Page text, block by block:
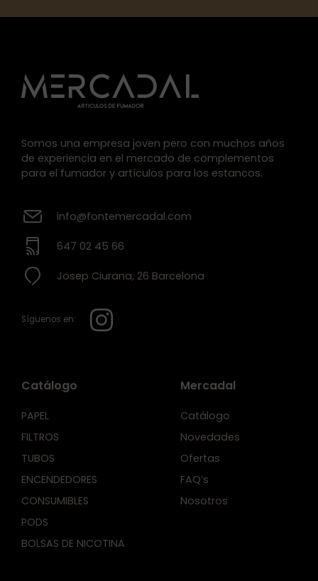
Somos una empresa joven pero con muchos años
de experiencia en el mercado de complementos
para el fumador y artículos para los estancos.
info@fontemercadal.com
647 02 45 66
Josep Ciurana, 26 Barcelona
Síguenos en:
Catálogo
PAPEL
FILTROS
TUBOS
ENCENDEDORES
CONSUMIBLES
PODS
BOLSAS DE NICOTINA
Mercadal
Catálogo
Novedades
Ofertas
FAQ’s
Nosotros